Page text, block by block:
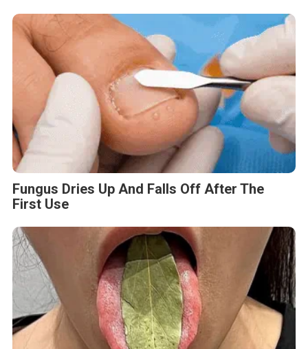
Fungus Dries Up And Falls Off After The
First Use